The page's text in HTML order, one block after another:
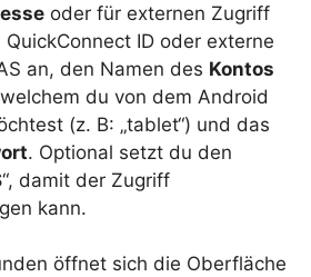
oder für externen Zugriff
ID oder externe
an, den Namen des Kontos
du von dem Android
(z. B: „tablet“) und das
. Optional setzt du den
“, damit der Zugriff
kann.
öffnet sich die Oberfläche